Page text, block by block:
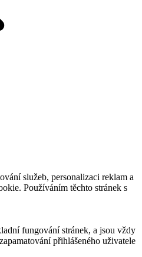
služeb, personalizaci reklam a
Používáním těchto stránek s
fungování stránek, a jsou vždy
přihlášeného uživatele